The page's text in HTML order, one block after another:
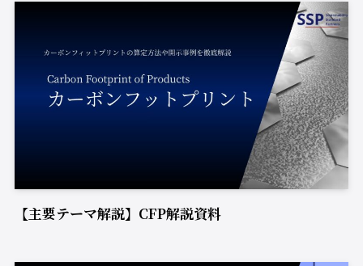
【主要テーマ解説】CFP解説資料